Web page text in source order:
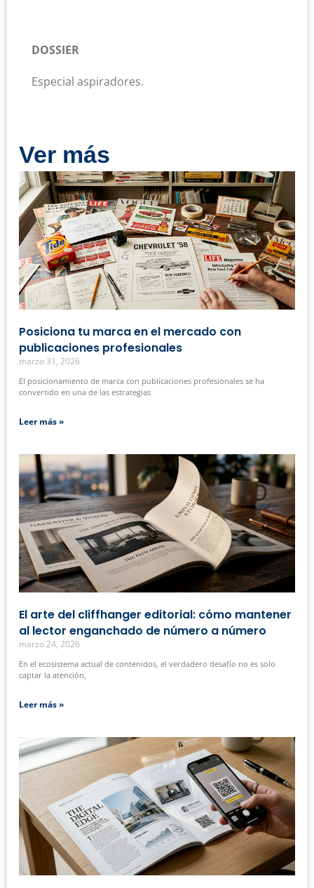
DOSSIER
Especial aspiradores.
Ver más
Posiciona tu marca en el mercado con
publicaciones profesionales
marzo 31, 2026
El posicionamiento de marca con publicaciones profesionales se ha
convertido en una de las estrategias
Leer más »
El arte del cliffhanger editorial: cómo mantener
al lector enganchado de número a número
marzo 24, 2026
En el ecosistema actual de contenidos, el verdadero desafío no es solo
captar la atención,
Leer más »